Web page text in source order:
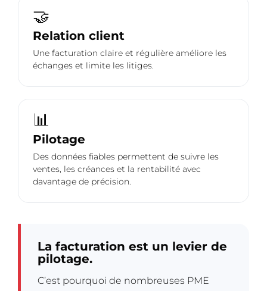
🤝
Relation client
Une facturation claire et régulière améliore les
échanges et limite les litiges.
📊
Pilotage
Des données fiables permettent de suivre les
ventes, les créances et la rentabilité avec
davantage de précision.
La facturation est un levier de
pilotage.
C’est pourquoi de nombreuses PME